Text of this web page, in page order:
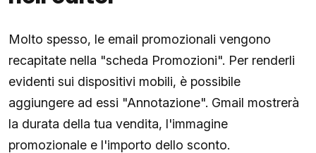
Molto spesso, le email promozionali vengono
recapitate nella "scheda Promozioni". Per renderli
evidenti sui dispositivi mobili, è possibile
aggiungere ad essi "Annotazione". Gmail mostrerà
la durata della tua vendita, l'immagine
promozionale e l'importo dello sconto.